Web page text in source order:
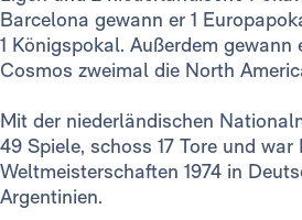
Barcelona gewann er 1
1 Königspokal. Außerdem gewann
Cosmos zweimal die North
Mit der niederländischen
49 Spiele, schoss 17 Tore und
Weltmeisterschaften 1974 in
Argentinien.